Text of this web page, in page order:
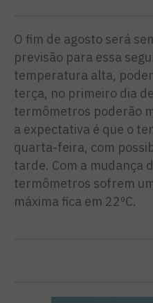
O fim de agosto será
previsão para essa
temperatura alta,
terça, no primeiro dia
termômetros poderão
a expectativa é que o
quarta-feira, com
tarde. Com a mudança
termômetros sofrem
máxima fica em 22ºC.